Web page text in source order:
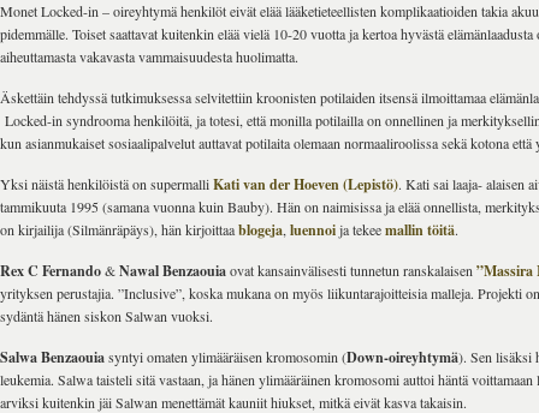
Monet Locked-in – oireyhtymä henkilöt eivät elää lääketieteellisten komplikaatioiden takia
pidemmälle. Toiset saattavat kuitenkin elää vielä 10-20 vuotta ja kertoa hyvästä
aiheuttamasta vakavasta vammaisuudesta huolimatta.
Äskettäin tehdyssä tutkimuksessa selvitettiin kroonisten potilaiden itsensä ilmoittamaa
Locked-in syndrooma henkilöitä, ja totesi, että monilla potilailla on onnellinen ja
kun asianmukaiset sosiaalipalvelut auttavat potilaita olemaan normaaliroolissa sekä kotona että
Yksi näistä henkilöistä on supermalliKati van der Hoeven (Lepistö). Kati sai laaja- alaisen
tammikuuta 1995 (samana vuonna kuin Bauby). Hän on naimisissa ja elää onnellista,
on kirjailija (Silmänräpäys), hän kirjoittaablogeja, luennoija tekeemallin töitä.
Rex C Fernando&Nawal Benzaouiaovat kansainvälisesti tunnetun ranskalaisen ”Massira
yrityksen perustajia. ”Inclusive”, koska mukana on myös liikuntarajoitteisia malleja. Projekti
sydäntä hänen siskon Salwan vuoksi.
Salwa Benzaouiasyntyi omaten ylimääräisen kromosomin (Down-oireyhtymä). Sen lisäksi
leukemia. Salwa taisteli sitä vastaan, ja hänen ylimääräinen kromosomi auttoi häntä voittamaan
arviksi kuitenkin jäi Salwan menettämät kauniit hiukset, mitkä eivät kasva takaisin.